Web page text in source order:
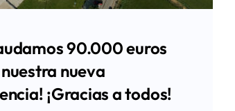
90.000 euros
nueva
¡Gracias a todos!